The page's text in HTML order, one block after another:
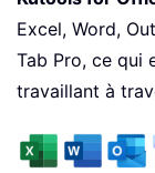
Excel, Word,
Tab Pro, ce qui
travaillant à